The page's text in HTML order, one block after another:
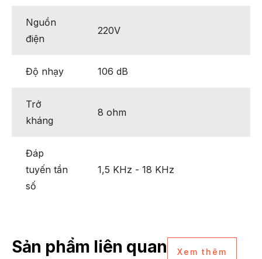
Nguồn
điện
220V
Độ nhạy 106 dB
Trở
kháng
8 ohm
Đáp
tuyến tần
số
1,5 KHz - 18 KHz
Sản phẩm liên quan Xem thêm